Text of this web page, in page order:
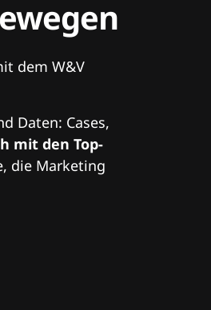
dem W&V
Daten: Cases,
mit den Top-
die Marketing